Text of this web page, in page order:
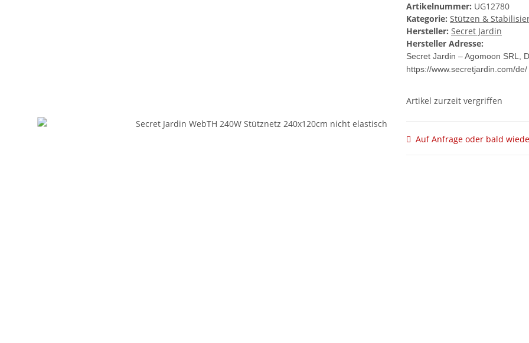
Artikelnummer: UG12780
Kategorie: Stützen &
Hersteller: Secret Jardin
Hersteller Adresse:
Secret Jardin – Agomoon SRL,
https://www.secretjardin.com/de/
Artikel zurzeit vergriffen
Auf Anfrage oder bald